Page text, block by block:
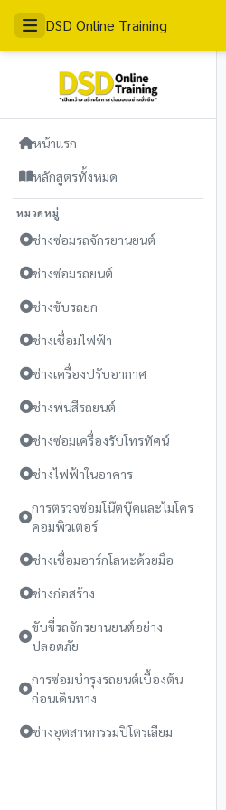
DSD Online Training
หน้าแรก
หลักสูตรทั้งหมด
หมวดหมู่
ช่างซ่อมรถจักรยานยนต์
ช่างซ่อมรถยนต์
ช่างขับรถยก
ช่างเชื่อมไฟฟ้า
ช่างเครื่องปรับอากาศ
ช่างพ่นสีรถยนต์
ช่างซ่อมเครื่องรับโทรทัศน์
ช่างไฟฟ้าในอาคาร
การตรวจซ่อมโน๊ตบุ๊คและไมโคร
คอมพิวเตอร์
ช่างเชื่อมอาร์กโลหะด้วยมือ
ช่างก่อสร้าง
ขับขี่รถจักรยานยนต์อย่าง
ปลอดภัย
การซ่อมบำรุงรถยนต์เบื้องต้น
ก่อนเดินทาง
ช่างอุตสาหกรรมปิโตรเลียม